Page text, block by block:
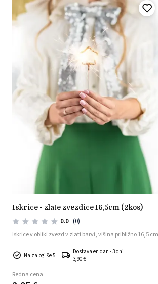
iskrice - zlate zvezdice 16,5cm (2kos)
0.0 (0)
Iskrice v obliki zvezd v zlati barvi, višina približno 16,5
Na zalogi še 5
Dostava en dan - 3 dni
3,90 €
Redna cena